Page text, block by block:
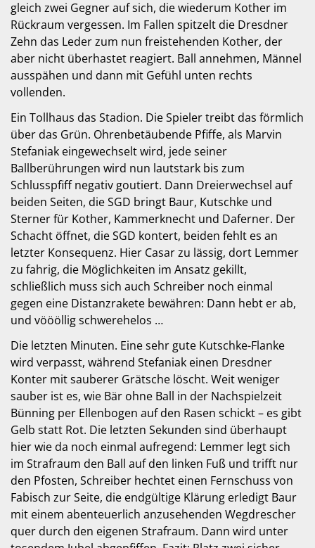
gleich zwei Gegner auf sich, die wiederum Kother im
Rückraum vergessen. Im Fallen spitzelt die Dresdner
Zehn das Leder zum nun freistehenden Kother, der
aber nicht überhastet reagiert. Ball annehmen, Männel
ausspähen und dann mit Gefühl unten rechts
vollenden.
Ein Tollhaus das Stadion. Die Spieler treibt das förmlich
über das Grün. Ohrenbetäubende Pfiffe, als Marvin
Stefaniak eingewechselt wird, jede seiner
Ballberührungen wird nun lautstark bis zum
Schlusspfiff negativ goutiert. Dann Dreierwechsel auf
beiden Seiten, die SGD bringt Baur, Kutschke und
Sterner für Kother, Kammerknecht und Daferner. Der
Schacht öffnet, die SGD kontert, beiden fehlt es an
letzter Konsequenz. Hier Casar zu lässig, dort Lemmer
zu fahrig, die Möglichkeiten im Ansatz gekillt,
schließlich muss sich auch Schreiber noch einmal
gegen eine Distanzrakete bewähren: Dann hebt er ab,
und vöööllig schwerehelos …
Die letzten Minuten. Eine sehr gute Kutschke-Flanke
wird verpasst, während Stefaniak einen Dresdner
Konter mit sauberer Grätsche löscht. Weit weniger
sauber ist es, wie Bär ohne Ball in der Nachspielzeit
Bünning per Ellenbogen auf den Rasen schickt – es gibt
Gelb statt Rot. Die letzten Sekunden sind überhaupt
hier wie da noch einmal aufregend: Lemmer legt sich
im Strafraum den Ball auf den linken Fuß und trifft nur
den Pfosten, Schreiber hechtet einen Fernschuss von
Fabisch zur Seite, die endgültige Klärung erledigt Baur
mit einem abenteuerlich anzusehenden Wegdrescher
quer durch den eigenen Strafraum. Dann wird unter